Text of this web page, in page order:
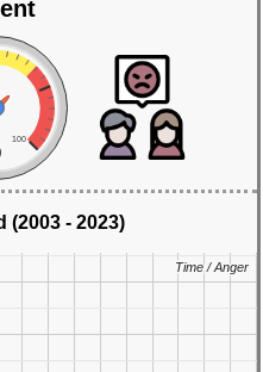
100
(2003 - 2023)
Time / Anger
Time / Anger